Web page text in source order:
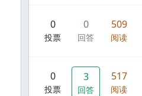
0
投票
0
回答
509
阅读
0
投票
3
回答
517
阅读